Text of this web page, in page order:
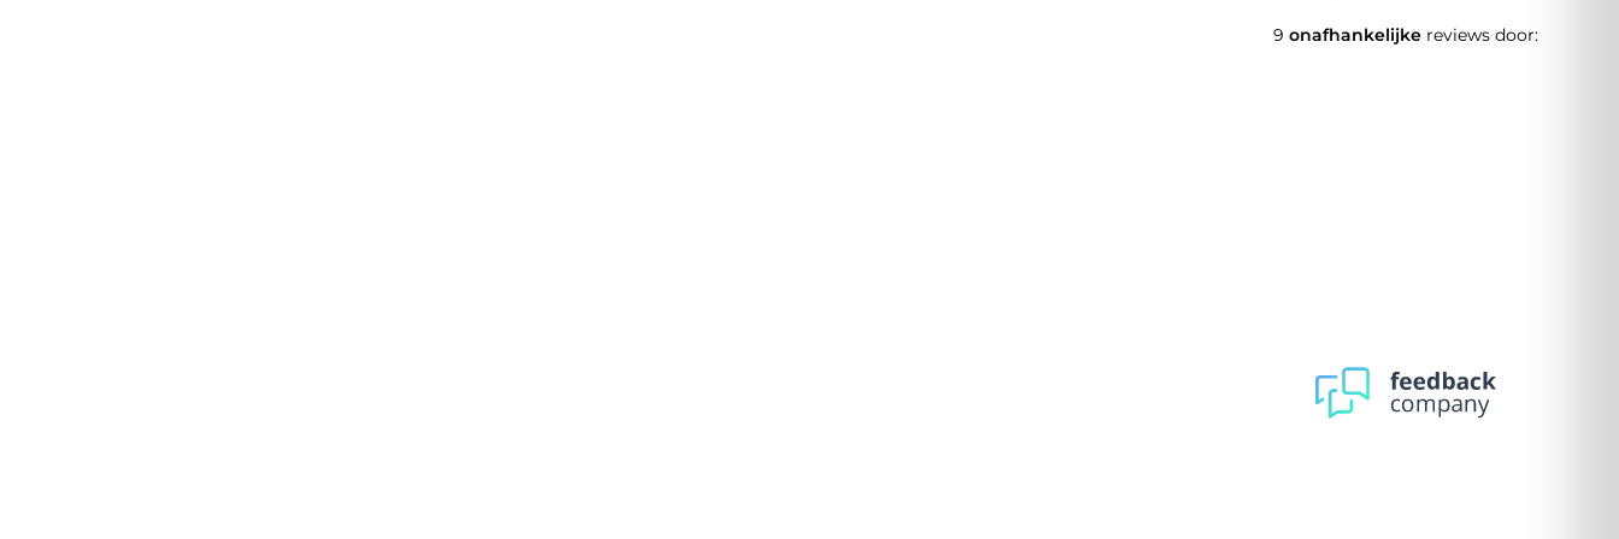
9 onafhankelijke reviews door: